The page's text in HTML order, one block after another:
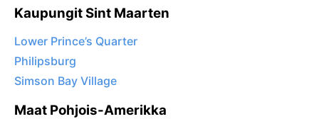
Kaupungit Sint Maarten
Lower Prince’s Quarter
Philipsburg
Simson Bay Village
Maat Pohjois-Amerikka